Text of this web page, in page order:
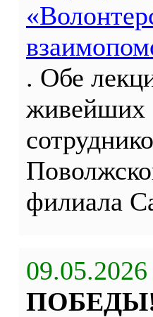
. Обе
живейших
филиала
09.05.2026